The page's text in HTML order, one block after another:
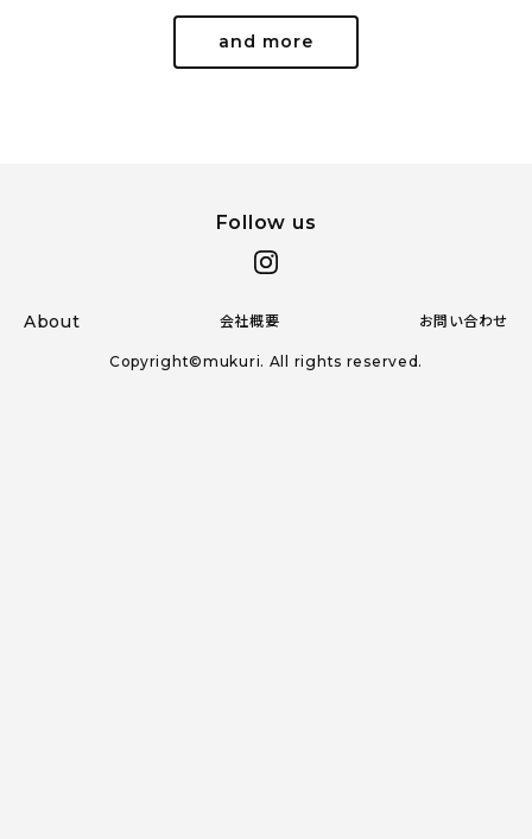
and more
Follow us
About 会社概要 お問い合わせ
Copyright©mukuri. All rights reserved.